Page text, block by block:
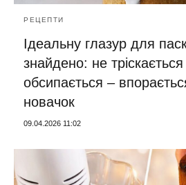
РЕЦЕПТИ
Ідеальну глазур для
знайдено: не
обсипається –
новачок
09.04.2026 11:02